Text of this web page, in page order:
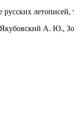
русских
А. Ю.,